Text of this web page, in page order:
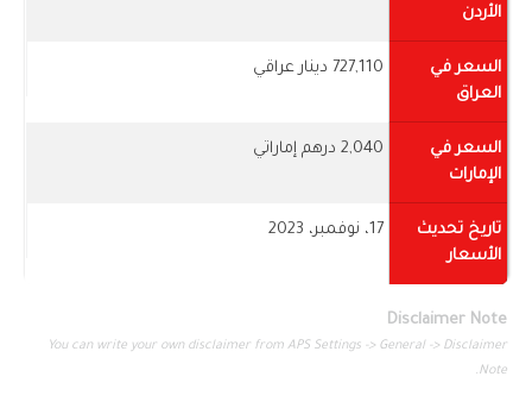
الأردن
السعر في
العراق
727,110 دينار عراقي
السعر في
الإمارات
2,040 درهم إماراتي
تاريخ تحديث
الأسعار
17، نوفمبر، 2023
Disclaimer Note
You can write your own disclaimer from APS Settings -> General -> Disclaimer
Note.